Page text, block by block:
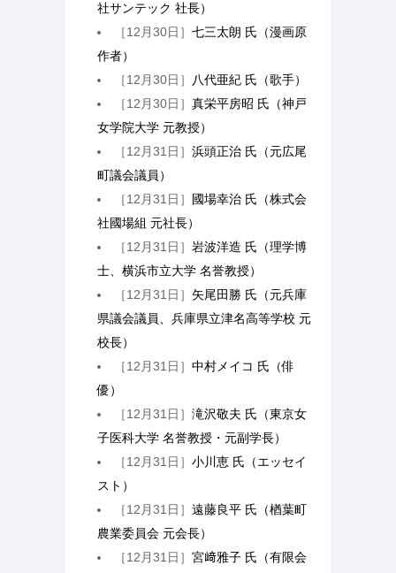
社サンテック 社長）
［12月30日］七三太朗 氏（漫画原
作者）
［12月30日］
八代亜紀 氏（歌手）
［12月30日］真栄平房昭 氏（神戸
女学院大学 元教授）
［12月31日］浜頭正治 氏（元広尾
町議会議員）
［12月31日］ 國場幸治 氏（株式会
社國場組 元社長）
［12月31日］岩波洋造 氏（理学博
士、横浜市立大学 名誉教授）
［12月31日］ 矢尾田勝 氏（元兵庫
県議会議員、兵庫県立津名高等学校 元
校長）
［12月31日］中村メイコ 氏（俳
優）
［12月31日］滝沢敬夫 氏（東京女
子医科大学 名誉教授・元副学長）
［12月31日］小川恵 氏（エッセイ
スト）
［12月31日］遠藤良平 氏（楢葉町
農業委員会 元会長）
［12月31日］宮﨑雅子 氏（有限会